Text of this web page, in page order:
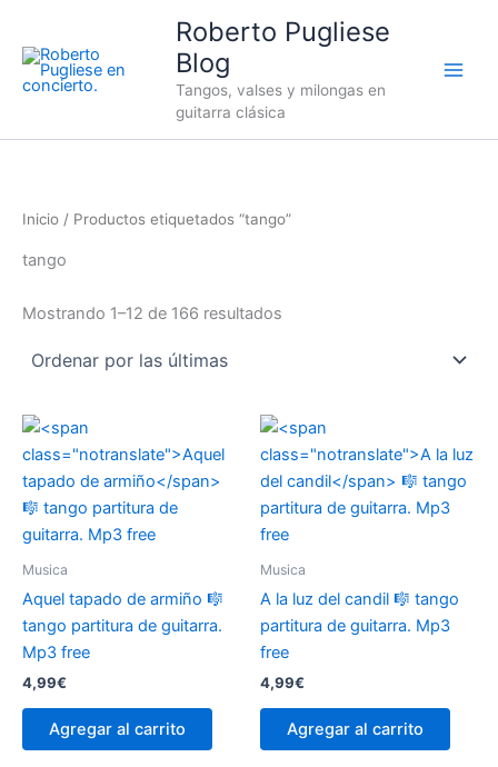
contenido
Roberto Pugliese
Blog
Tangos, valses y milongas en
guitarra clásica
Inicio / Productos etiquetados “tango”
tango
Mostrando 1–12 de 166 resultados
by
latest
Musica
Aquel tapado de armiño 🎼
tango partitura de guitarra.
Mp3 free
4,99€
Agregar al carrito
Musica
A la luz del candil 🎼 tango
partitura de guitarra. Mp3
free
4,99€
Agregar al carrito